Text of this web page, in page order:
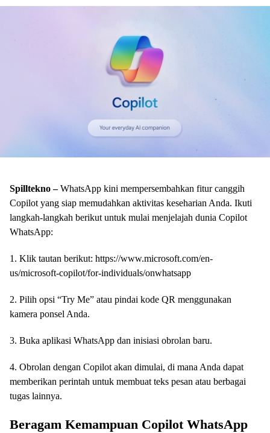
Spilltekno –WhatsApp kini mempersembahkan fitur canggih
Copilot yang siap memudahkan aktivitas keseharian Anda. Ikuti
langkah-langkah berikut untuk mulai menjelajah dunia Copilot
WhatsApp:
1. Klik tautan berikut: https://www.microsoft.com/en-
us/microsoft-copilot/for-individuals/onwhatsapp
2. Pilih opsi “Try Me” atau pindai kode QR menggunakan
kamera ponsel Anda.
3. Buka aplikasi WhatsApp dan inisiasi obrolan baru.
4. Obrolan dengan Copilot akan dimulai, di mana Anda dapat
memberikan perintah untuk membuat teks pesan atau berbagai
tugas lainnya.
Beragam Kemampuan Copilot WhatsApp